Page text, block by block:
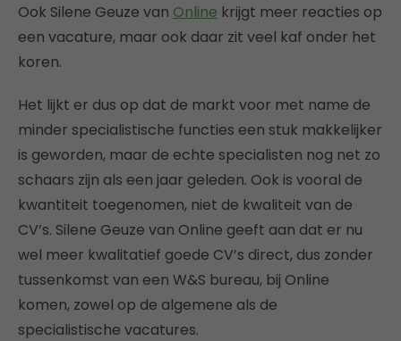
Ook Silene Geuze van Online krijgt meer reacties op
een vacature, maar ook daar zit veel kaf onder het
koren.
Het lijkt er dus op dat de markt voor met name de
minder specialistische functies een stuk makkelijker
is geworden, maar de echte specialisten nog net zo
schaars zijn als een jaar geleden. Ook is vooral de
kwantiteit toegenomen, niet de kwaliteit van de
CV’s. Silene Geuze van Online geeft aan dat er nu
wel meer kwalitatief goede CV’s direct, dus zonder
tussenkomst van een W&S bureau, bij Online
komen, zowel op de algemene als de
specialistische vacatures.